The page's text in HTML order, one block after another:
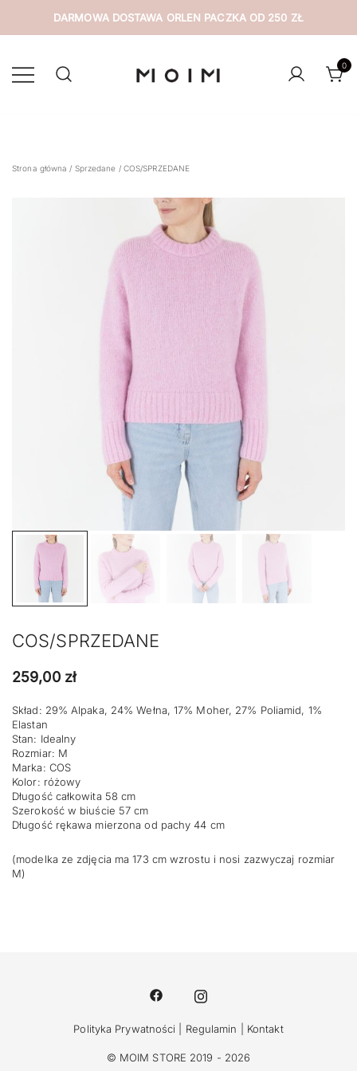
DARMOWA DOSTAWA ORLEN PACZKA OD 250 ZŁ
treści
0
Strona główna / Sprzedane / COS/SPRZEDANE
COS/SPRZEDANE
259,00 zł
Skład: 29% Alpaka, 24% Wełna, 17% Moher, 27% Poliamid, 1%
Elastan
Stan: Idealny
Rozmiar: M
Marka: COS
Kolor: różowy
Długość całkowita 58 cm
Szerokość w biuście 57 cm
Długość rękawa mierzona od pachy 44 cm
(modelka ze zdjęcia ma 173 cm wzrostu i nosi zazwyczaj rozmiar
M)
Polityka Prywatności Regulamin Kontakt
© MOIM STORE 2019 - 2026